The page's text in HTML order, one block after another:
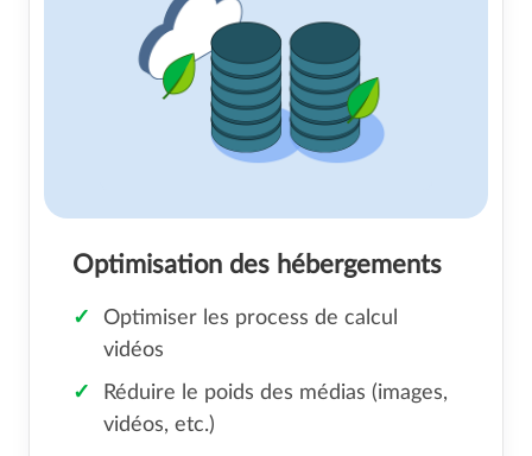
Optimisation des hébergements
Optimiser les process de calcul
vidéos
Réduire le poids des médias (images,
vidéos, etc.)